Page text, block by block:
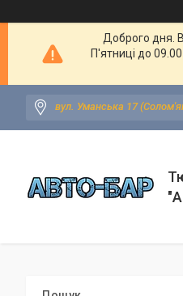
Доброго дня.
П'ятниці до
вул. Уманська 17